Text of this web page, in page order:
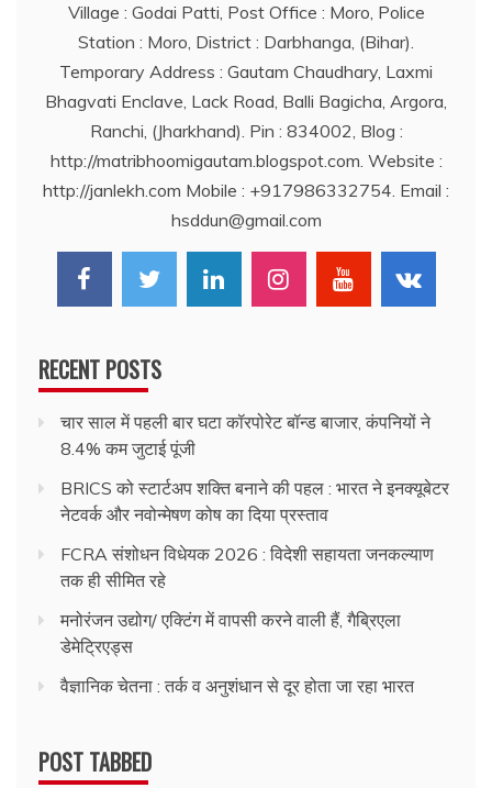
Village : Godai Patti, Post Office : Moro, Police
Station : Moro, District : Darbhanga, (Bihar).
Temporary Address : Gautam Chaudhary, Laxmi
Bhagvati Enclave, Lack Road, Balli Bagicha, Argora,
Ranchi, (Jharkhand). Pin : 834002, Blog :
http://matribhoomigautam.blogspot.com. Website :
http://janlekh.com Mobile : +917986332754. Email :
hsddun@gmail.com
RECENT POSTS
चार साल में पहली बार घटा कॉरपोरेट बॉन्ड बाजार, कंपनियों ने
8.4% कम जुटाई पूंजी
BRICS को स्टार्टअप शक्ति बनाने की पहल : भारत ने इनक्यूबेटर
नेटवर्क और नवोन्मेषण कोष का दिया प्रस्ताव
FCRA संशोधन विधेयक 2026 : विदेशी सहायता जनकल्याण
तक ही सीमित रहे
मनोरंजन उद्योग/ एक्टिंग में वापसी करने वाली हैं, गैब्रिएला
डेमेट्रिएड्स
वैज्ञानिक चेतना : तर्क व अनुशंधान से दूर होता जा रहा भारत
POST TABBED